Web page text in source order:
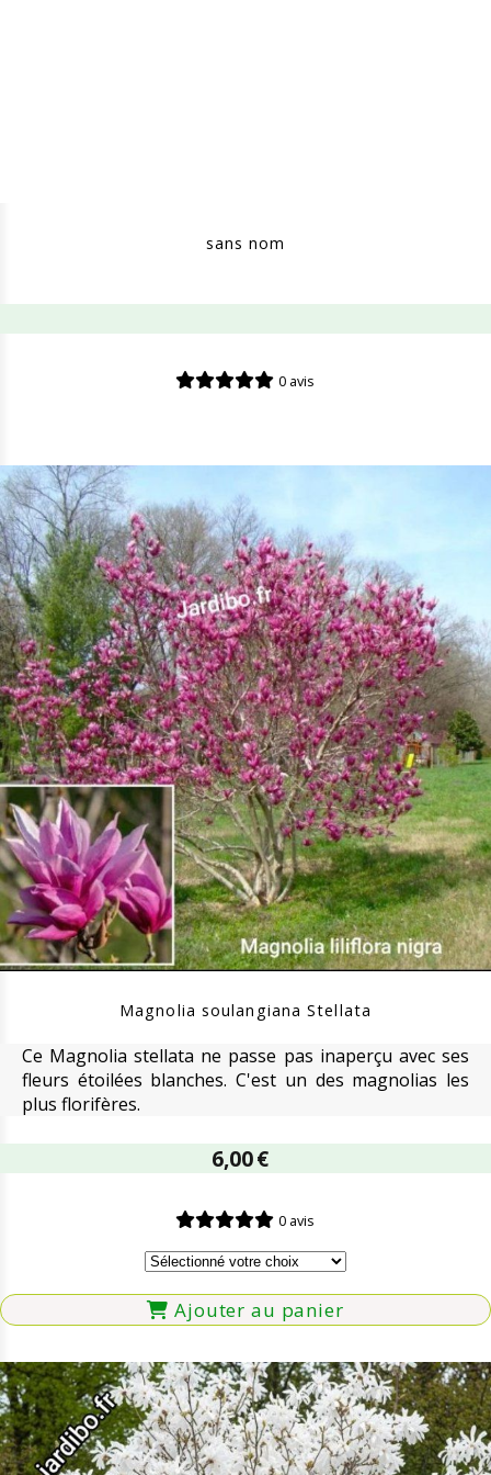
sans nom
0 avis
Magnolia soulangiana Stellata
Ce Magnolia stellata ne passe pas inaperçu avec ses
fleurs étoilées blanches. C'est un des magnolias les
plus florifères.
6,00€
0 avis
Ajouter au panier